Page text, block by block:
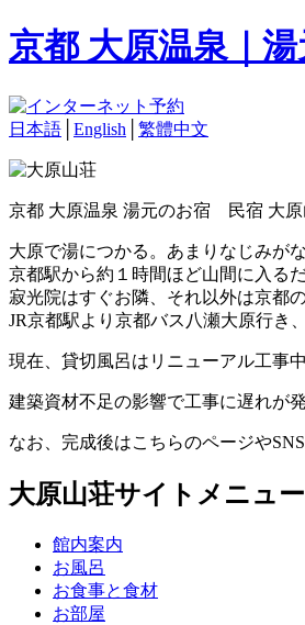
京都 大原温泉｜
日本語 English 繁體中文
京都 大原温泉 湯元のお宿 民宿 大
大原で湯につかる。あまりなじみが
京都駅から約１時間ほど山間に入る
寂光院はすぐお隣、それ以外は京都
JR京都駅より京都バス八瀬大原行き
現在、貸切風呂はリニューアル工事
建築資材不足の影響で工事に遅れが
なお、完成後はこちらのページや
大原山荘サイトメニュー
館内案内
お風呂
お食事と食材
お部屋